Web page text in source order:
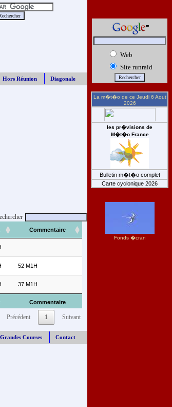
Hors Réunion Diagonale
Commentaire
Commentaire
52 M1H
37 M1H
Précédent 1 Suivant
Grandes Courses Contact
Web
Site runraid
La m�t�o de ce Jeudi 6 Aout
2026
les pr�visions de
M�t�o France
Bulletin m�t�o complet
Carte cyclonique 2026
Fonds �cran